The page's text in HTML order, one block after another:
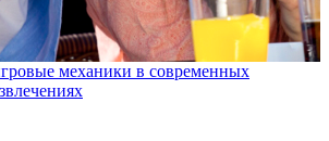
механики в современных